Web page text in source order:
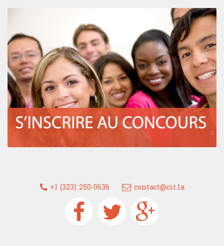
+1 (323) 250-0636 contact@cit.la